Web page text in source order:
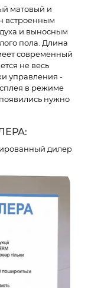
матовый и
встроенным
и выносным
пола. Длина
современный
не весь
управления -
в режиме
нужно
дилер